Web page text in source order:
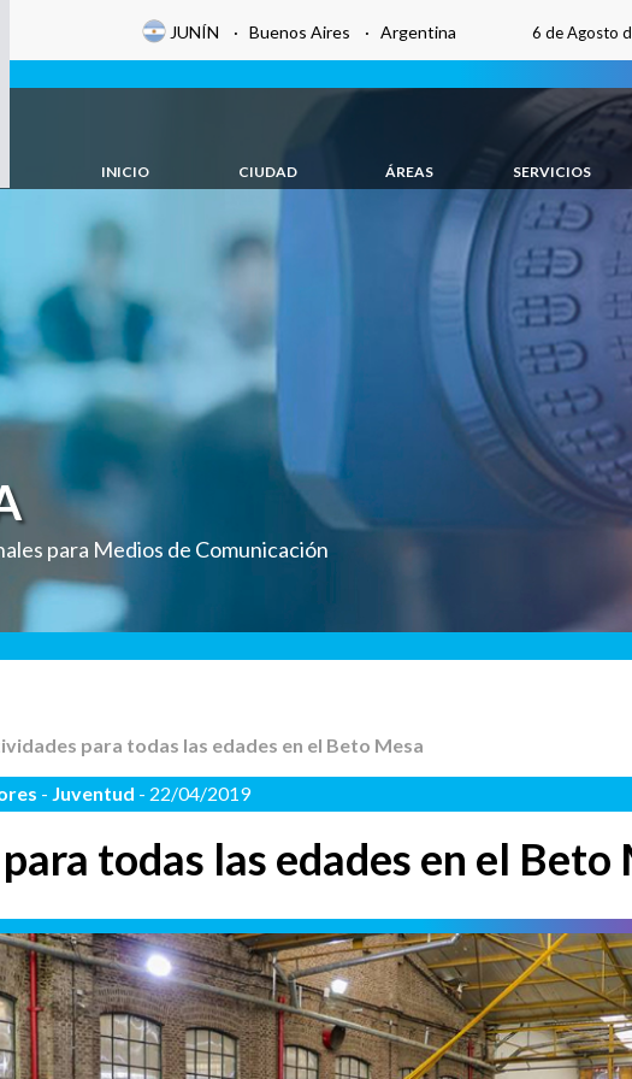
JUNÍN · Buenos Aires · Argentina 6 de Agosto
INICIO CIUDAD ÁREAS SERVICIOS
para Medios de Comunicación
para todas las edades en el Beto Mesa
- Juventud - 22/04/2019
todas las edades en el Beto